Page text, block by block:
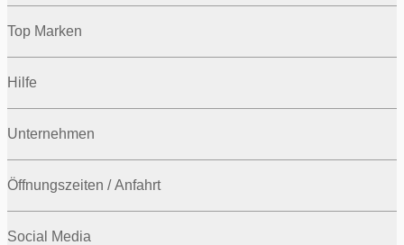
Top Marken
Hilfe
Unternehmen
Öffnungszeiten / Anfahrt
Social Media